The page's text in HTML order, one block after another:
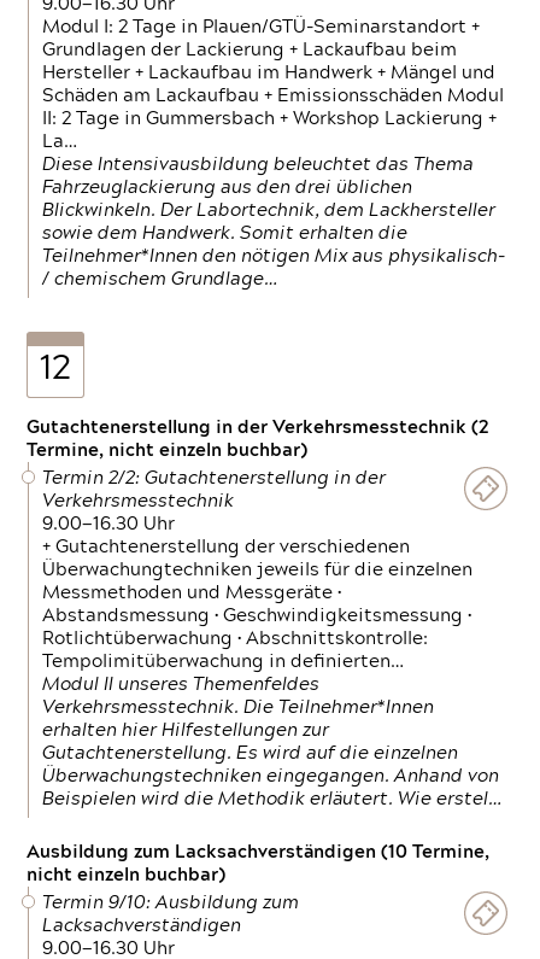
9.00—16.30 Uhr
Modul I: 2 Tage in Plauen/GTÜ-Seminarstandort +
Grundlagen der Lackierung + Lackaufbau beim
Hersteller + Lackaufbau im Handwerk + Mängel und
Schäden am Lackaufbau + Emissionsschäden Modul
II: 2 Tage in Gummersbach + Workshop Lackierung +
La…
Diese Intensivausbildung beleuchtet das Thema
Fahrzeuglackierung aus den drei üblichen
Blickwinkeln. Der Labortechnik, dem Lackhersteller
sowie dem Handwerk. Somit erhalten die
Teilnehmer*Innen den nötigen Mix aus physikalisch-
/ chemischem Grundlage…
12
Gutachtenerstellung in der Verkehrsmesstechnik (2
Termine, nicht einzeln buchbar)
Termin 2/2: Gutachtenerstellung in der
Verkehrsmesstechnik
9.00—16.30 Uhr
+ Gutachtenerstellung der verschiedenen
Überwachungtechniken jeweils für die einzelnen
Messmethoden und Messgeräte •
Abstandsmessung • Geschwindigkeitsmessung •
Rotlichtüberwachung • Abschnittskontrolle:
Tempolimitüberwachung in definierten…
Modul II unseres Themenfeldes
Verkehrsmesstechnik. Die Teilnehmer*Innen
erhalten hier Hilfestellungen zur
Gutachtenerstellung. Es wird auf die einzelnen
Überwachungstechniken eingegangen. Anhand von
Beispielen wird die Methodik erläutert. Wie erstel…
Ausbildung zum Lacksachverständigen (10 Termine,
nicht einzeln buchbar)
Termin 9/10: Ausbildung zum
Lacksachverständigen
9.00—16.30 Uhr